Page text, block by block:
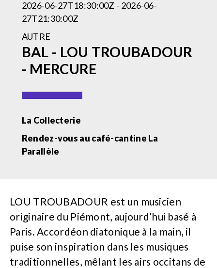
2026-06-27T18:30:00Z - 2026-06-
27T21:30:00Z
AUTRE
BAL - LOU TROUBADOUR
- MERCURE
La Collecterie
Rendez-vous au café-cantine La
Parallèle
LOU TROUBADOUR est un musicien
originaire du Piémont, aujourd’hui basé à
Paris. Accordéon diatonique à la main, il
puise son inspiration dans les musiques
traditionnelles, mêlant les airs occitans de